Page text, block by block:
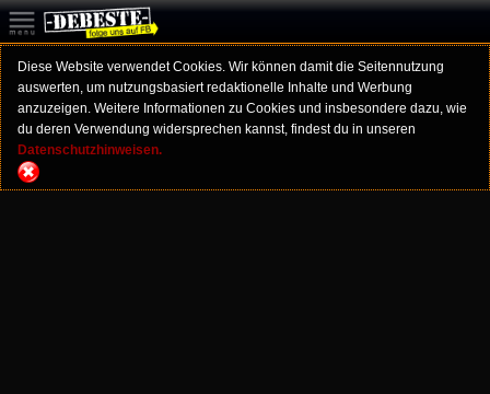
Diese Website verwendet Cookies. Wir können damit die Seitennutzung
auswerten, um nutzungsbasiert redaktionelle Inhalte und Werbung
anzuzeigen. Weitere Informationen zu Cookies und insbesondere dazu, wie
du deren Verwendung widersprechen kannst, findest du in unseren
Datenschutzhinweisen.